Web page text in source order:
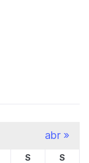
S S
abr »